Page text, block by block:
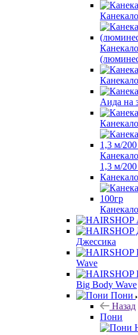
Аида на
1,3 м/200
Джессика
Wave
Big Body Wave
Пони
Назад
Пони